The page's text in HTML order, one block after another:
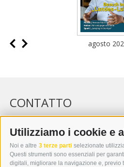
Utilizziamo i cookie e
Noi e altre 3 terze parti selezionate
Questi strumenti sono essenziali per
digitali, migliorare la navigazione e, previo
agosto
CONTATTO
WIPP-MEDIA GMBH
DER ERKER
I-39049 VIPITENO
TEL.: +39 0472 766876